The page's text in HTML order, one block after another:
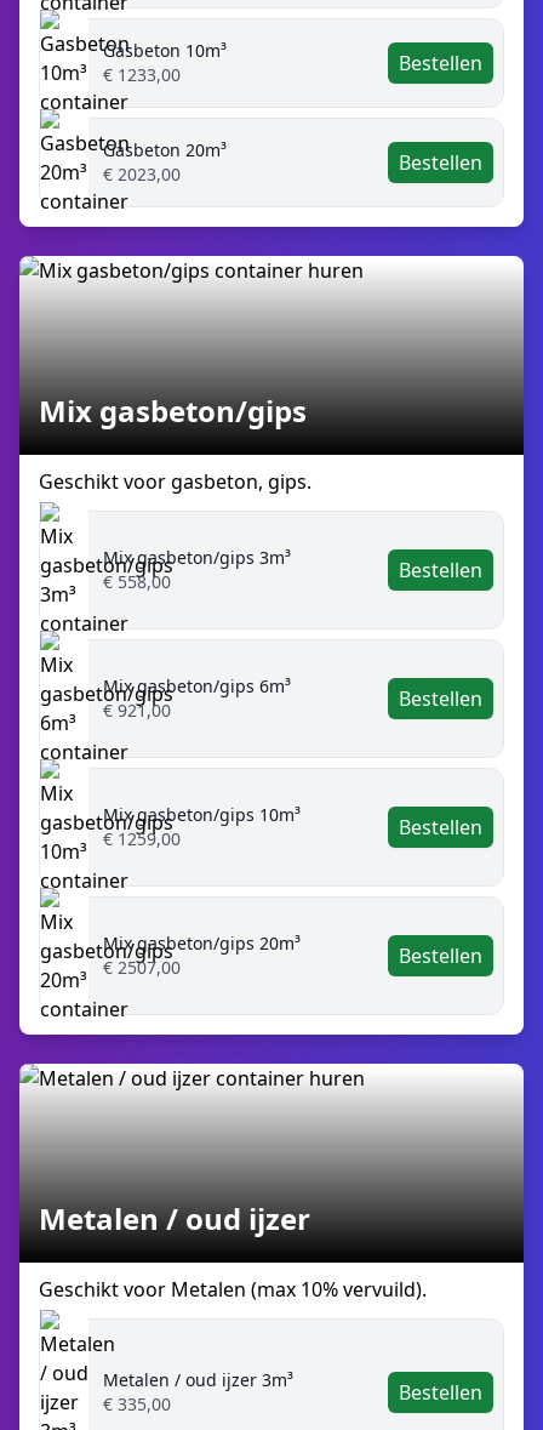
Gasbeton 10m³
€ 1233,00
Bestellen
Gasbeton 20m³
€ 2023,00
Bestellen
Mix gasbeton/gips
Geschikt voor gasbeton, gips.
Mix gasbeton/gips 3m³
€ 558,00
Bestellen
Mix gasbeton/gips 6m³
€ 921,00
Bestellen
Mix gasbeton/gips 10m³
€ 1259,00
Bestellen
Mix gasbeton/gips 20m³
€ 2507,00
Bestellen
Metalen / oud ijzer
Geschikt voor Metalen (max 10% vervuild).
Metalen / oud ijzer 3m³
€ 335,00
Bestellen